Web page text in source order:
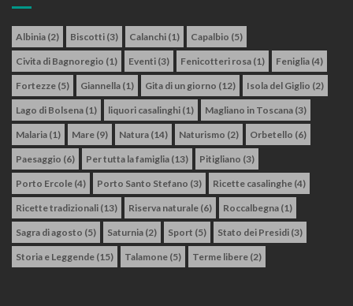
Albinia (2) Biscotti (3) Calanchi (1) Capalbio (5)
Civita di Bagnoregio (1) Eventi (3) Fenicotteri rosa (1) Feniglia (4)
Fortezze (5) Giannella (1) Gita di un giorno (12) Isola del Giglio (2)
Lago di Bolsena (1) liquori casalinghi (1) Magliano in Toscana (3)
Malaria (1) Mare (9) Natura (14) Naturismo (2) Orbetello (6)
Paesaggio (6) Per tutta la famiglia (13) Pitigliano (3)
Porto Ercole (4) Porto Santo Stefano (3) Ricette casalinghe (4)
Ricette tradizionali (13) Riserva naturale (6) Roccalbegna (1)
Sagra di agosto (5) Saturnia (2) Sport (5) Stato dei Presidi (3)
Storia e Leggende (15) Talamone (5) Terme libere (2)